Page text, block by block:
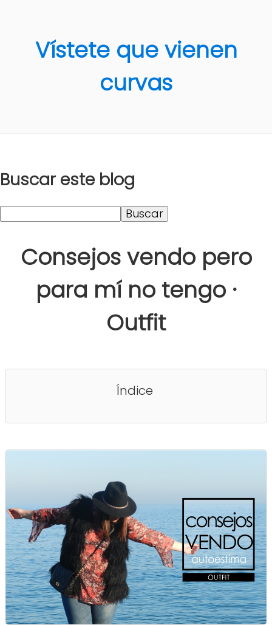
Vístete que vienen
curvas
Buscar este blog
Consejos vendo pero
para mí no tengo ·
Outfit
Índice